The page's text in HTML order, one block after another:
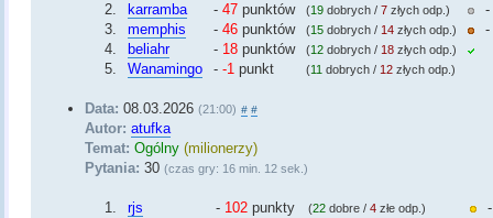
2.
karramba -47 punktów (19 dobrych /7 złych odp.)
3.
memphis -46 punktów (15 dobrych /14 złych odp.)
4.
beliahr - 18 punktów (12 dobrych /18 złych odp.)
5. Wanamingo --1 punkt (11 dobrych /12 złych odp.)
Data: 08.03.2026(21:00) # #
Autor: atufka
Temat: Ogólny (milionerzy)
Pytania: 30(czas gry: 16 min. 12 sek.)
1. rjs - 102 punkty (22 dobre /4 złe odp.)